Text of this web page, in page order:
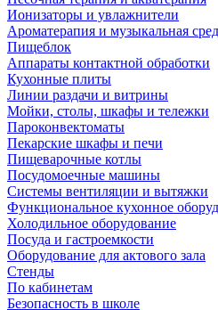
Ионизаторы и увлажнители
Ароматерапия и музыкальная
Пищеблок
Аппараты контактной обработки
Кухонные плиты
Линии раздачи и витрины
Мойки, столы, шкафы и тележки
Пароконвектоматы
Пекарские шкафы и печи
Пищеварочные котлы
Посудомоечные машины
Системы вентиляции и вытяжки
Функциональное кухонное
Холодильное оборудование
Посуда и гастроемкости
Оборудование для актового зала
Стенды
По кабинетам
Безопасность в школе